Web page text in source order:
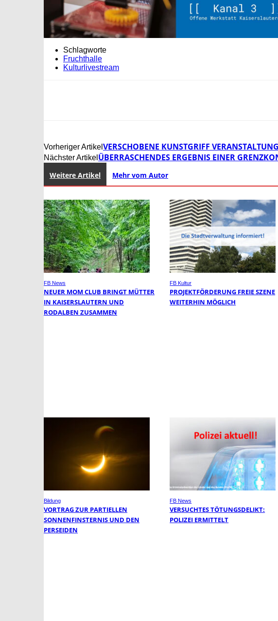
Schlagworte
Fruchthalle
Kulturlivestream
Vorheriger Artikel VERSCHOBENE KUNSTGRIFF
Nächster Artikel ÜBERRASCHENDES ERGEBNIS EINER
Weitere Artikel Mehr vom Autor
FB News
NEUER MOM CLUB BRINGT MÜTTER
IN KAISERSLAUTERN UND
RODALBEN ZUSAMMEN
FB Kultur
PROJEKTFÖRDERUNG FREIE SZENE
WEITERHIN MÖGLICH
Bildung
VORTRAG ZUR PARTIELLEN
SONNENFINSTERNIS UND DEN
PERSEIDEN
FB News
VERSUCHTES TÖTUNGSDELIKT:
POLIZEI ERMITTELT